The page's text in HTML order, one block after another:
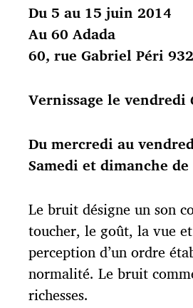
e
p
u
b
i
c
t
i
o
Du 5 au 15 juin 2014
Au 60 Adada
60, rue Gabriel Péri
Vernissage le
Du mercredi au
Samedi et dimanche
Le bruit désigne un son
toucher, le goût, la vue
perception d’un ordre
normalité. Le bruit
richesses.